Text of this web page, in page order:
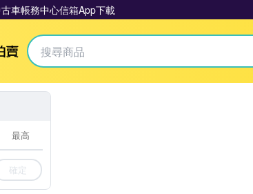
車帳務中心信箱App下載
Yahoo拍賣
確定